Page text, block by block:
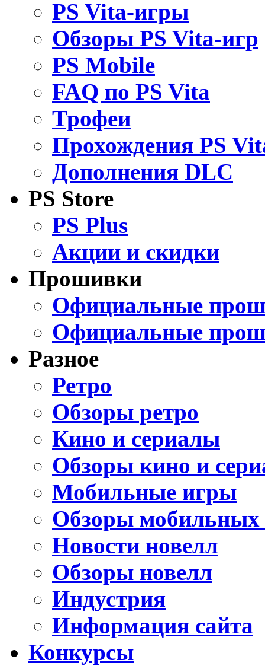
PS Vita-игры
Обзоры PS Vita-игр
PS Mobile
FAQ по PS Vita
Трофеи
Прохождения PS
Дополнения DLC
PS Store
PS Plus
Акции и скидки
Прошивки
Официальные
Официальные
Разное
Ретро
Обзоры ретро
Кино и сериалы
Обзоры кино и
Мобильные игры
Обзоры мобильных
Новости новелл
Обзоры новелл
Индустрия
Информация сайта
Конкурсы